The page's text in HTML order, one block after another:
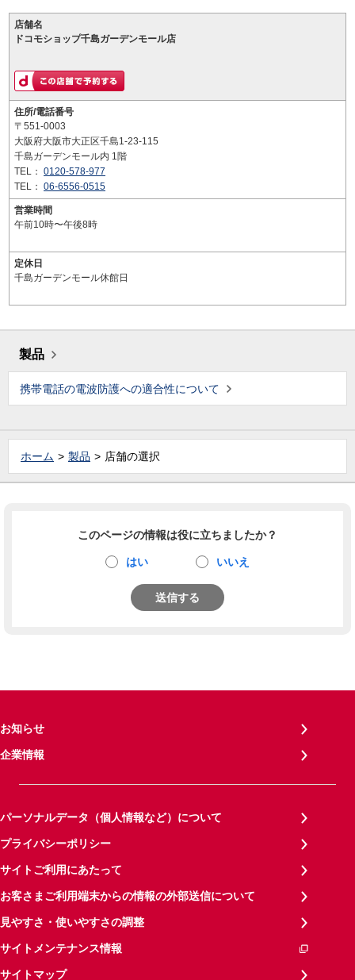
店舗名
ドコモショップ千島ガーデンモール店
住所/電話番号
〒551-0003
大阪府大阪市大正区千島1-23-115
千島ガーデンモール内 1階
TEL： 0120-578-977
TEL： 06-6556-0515
営業時間
午前10時〜午後8時
定休日
千島ガーデンモール休館日
製品
携帯電話の電波防護への適合性について
ホーム 製品 店舗の選択
このページの情報は役に立ちましたか？
はい いいえ
送信する
お知らせ
企業情報
パーソナルデータ（個人情報など）について
プライバシーポリシー
サイトご利用にあたって
お客さまご利用端末からの情報の外部送信について
見やすさ・使いやすさの調整
サイトメンテナンス情報
サイトマップ